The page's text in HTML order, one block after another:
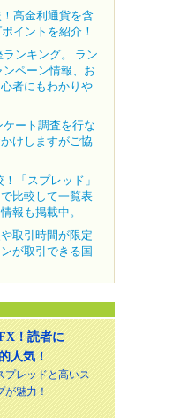
高金利通貨を含
イントを紹介！
ンキング。 ラン
ペーン情報、お
者にもわかりや
ート調査を行な
けしますがご協
「スプレッド」
比較して一覧表
報も掲載中。
取引時間が限定
が取引できる国
！読者に
人気！
プレッドと高いス
が魅力！